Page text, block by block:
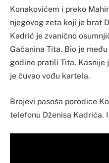
Konakovićem i preko
njegovog zeta koji je brat
Kadrić je zvanično
Gačanina Tita. Bio je
godine pratili Tita. Kasnije
je čuvao vođu kartela.
Brojevi pasoša porodice
telefonu Dženisa Kadrića.